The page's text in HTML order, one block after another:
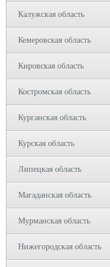
Калужская область
Кемеровская область
Кировская область
Костромская область
Курганская область
Курская область
Липецкая область
Магаданская область
Мурманская область
Нижегородская область